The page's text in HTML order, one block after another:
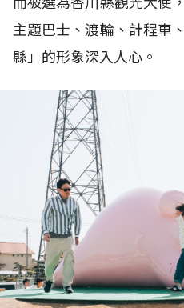
主題巴士、渡輪、計程車
縣」的形象深入人心。